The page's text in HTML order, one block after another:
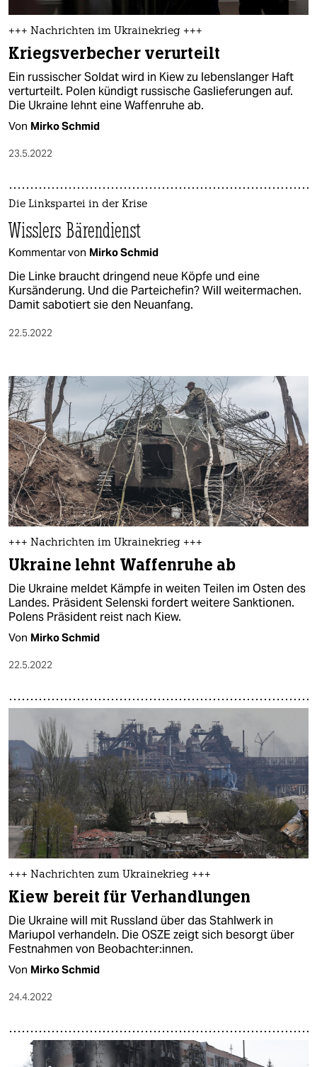
+++ Nachrichten im Ukrainekrieg +++
Kriegsverbecher verurteilt
Ein russischer Soldat wird in Kiew zu lebenslanger Haft
verturteilt. Polen kündigt russische Gaslieferungen auf.
Die Ukraine lehnt eine Waffenruhe ab.
Von Mirko Schmid
23.5.2022
Die Linkspartei in der Krise
Wisslers Bärendienst
Kommentar von Mirko Schmid
Die Linke braucht dringend neue Köpfe und eine
Kursänderung. Und die Parteichefin? Will weitermachen.
Damit sabotiert sie den Neuanfang.
22.5.2022
+++ Nachrichten im Ukrainekrieg +++
Ukraine lehnt Waffenruhe ab
Die Ukraine meldet Kämpfe in weiten Teilen im Osten des
Landes. Präsident Selenski fordert weitere Sanktionen.
Polens Präsident reist nach Kiew.
Von Mirko Schmid
22.5.2022
+++ Nachrichten zum Ukrainekrieg +++
Kiew bereit für Verhandlungen
Die Ukraine will mit Russland über das Stahlwerk in
Mariupol verhandeln. Die OSZE zeigt sich besorgt über
Festnahmen von Beobachter:innen.
Von Mirko Schmid
24.4.2022